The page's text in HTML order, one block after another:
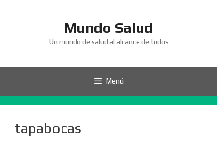
Mundo Salud
Un mundo de salud al alcance de todos
Menú
tapabocas